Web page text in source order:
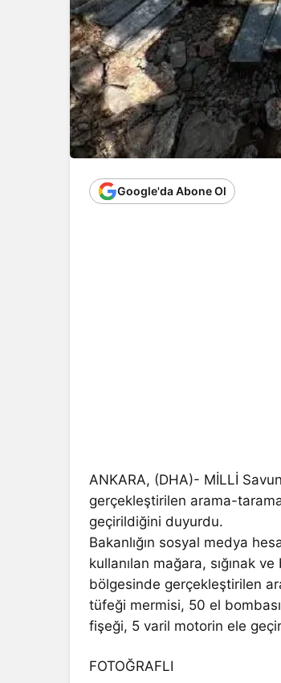
Google'da Abone Ol
ANKARA, (DHA)- MİLLİ
gerçekleştirilen arama-
geçirildiğini duyurdu.
Bakanlığın sosyal medya
kullanılan mağara, sığınak
bölgesinde gerçekleştirilen
tüfeği mermisi, 50 el
fişeği, 5 varil motorin ele
FOTOĞRAFLI